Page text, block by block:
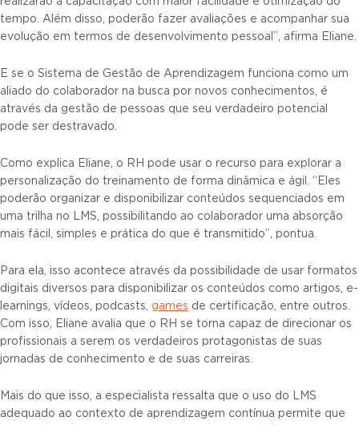
tempo. Além disso, poderão fazer avaliações e acompanhar sua
evolução em termos de desenvolvimento pessoal”, afirma Eliane.
E se o Sistema de Gestão de Aprendizagem funciona como um
aliado do colaborador na busca por novos conhecimentos, é
através da gestão de pessoas que seu verdadeiro potencial
pode ser destravado.
Como explica Eliane, o RH pode usar o recurso para explorar a
personalização do treinamento de forma dinâmica e ágil. “Eles
poderão organizar e disponibilizar conteúdos sequenciados em
uma trilha no LMS, possibilitando ao colaborador uma absorção
mais fácil, simples e prática do que é transmitido”, pontua.
Para ela, isso acontece através da possibilidade de usar formatos
digitais diversos para disponibilizar os conteúdos como artigos, e-
learnings, vídeos, podcasts, games de certificação, entre outros.
Com isso, Eliane avalia que o RH se torna capaz de direcionar os
profissionais a serem os verdadeiros protagonistas de suas
jornadas de conhecimento e de suas carreiras.
Mais do que isso, a especialista ressalta que o uso do LMS
adequado ao contexto de aprendizagem contínua permite que